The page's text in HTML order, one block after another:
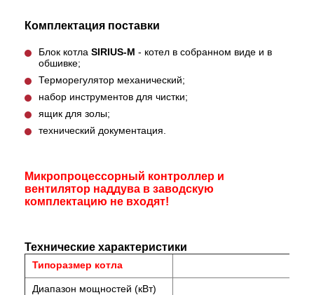
Комплектация поставки
Блок котла SIRIUS-М - котел в собранном виде и в
обшивке;
Терморегулятор механический;
набор инструментов для чистки;
ящик для золы;
технический документация.
Микропроцессорный контроллер и
вентилятор наддува в заводскую
комплектацию не входят!
Технические характеристики
Типоразмер котла
Диапазон мощностей (кВт)